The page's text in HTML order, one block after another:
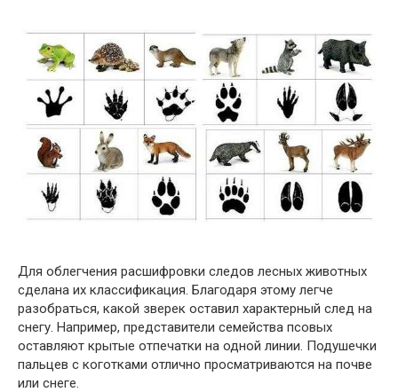
Для облегчения расшифровки следов лесных животных
сделана их классификация. Благодаря этому легче
разобраться, какой зверек оставил характерный след на
снегу. Например, представители семейства псовых
оставляют крытые отпечатки на одной линии. Подушечки
пальцев с коготками отлично просматриваются на почве
или снеге.